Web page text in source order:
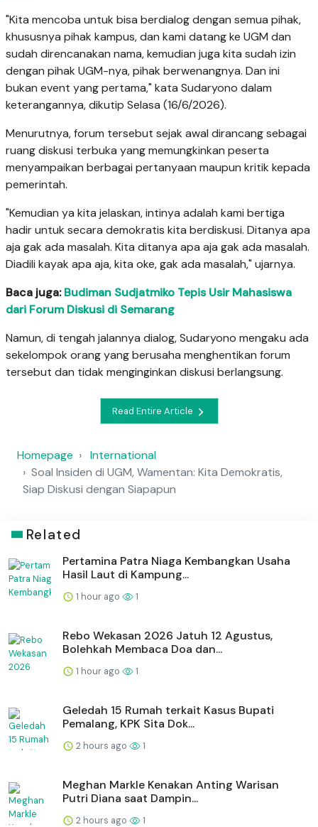
"Kita mencoba untuk bisa berdialog dengan semua pihak,
khususnya pihak kampus, dan kami datang ke UGM dan
sudah direncanakan nama, kemudian juga kita sudah izin
dengan pihak UGM-nya, pihak berwenangnya. Dan ini
bukan event yang pertama," kata Sudaryono dalam
keterangannya, dikutip Selasa (16/6/2026).
Menurutnya, forum tersebut sejak awal dirancang sebagai
ruang diskusi terbuka yang memungkinkan peserta
menyampaikan berbagai pertanyaan maupun kritik kepada
pemerintah.
"Kemudian ya kita jelaskan, intinya adalah kami bertiga
hadir untuk secara demokratis kita berdiskusi. Ditanya apa
aja gak ada masalah. Kita ditanya apa aja gak ada masalah.
Diadili kayak apa aja, kita oke, gak ada masalah," ujarnya.
Baca juga:Budiman Sudjatmiko Tepis Usir Mahasiswa
dari Forum Diskusi di Semarang
Namun, di tengah jalannya dialog, Sudaryono mengaku ada
sekelompok orang yang berusaha menghentikan forum
tersebut dan tidak menginginkan diskusi berlangsung.
Read Entire Article
Homepage
International
Soal Insiden di UGM, Wamentan: Kita Demokratis,
Siap Diskusi dengan Siapapun
Related
Pertamina Patra Niaga Kembangkan Usaha
Hasil Laut di Kampung...
1 hour ago 1
Rebo Wekasan 2026 Jatuh 12 Agustus,
Bolehkah Membaca Doa dan...
1 hour ago 1
Geledah 15 Rumah terkait Kasus Bupati
Pemalang, KPK Sita Dok...
2 hours ago 1
Meghan Markle Kenakan Anting Warisan
Putri Diana saat Dampin...
2 hours ago 1